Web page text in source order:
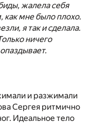
жалела себя
как мне было плохо.
я так и сделала.
ничего
и разжимали
Сергея ритмично
Идеальное тело